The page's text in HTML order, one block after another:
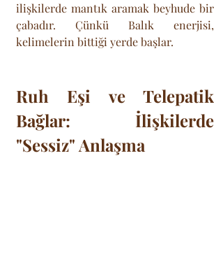
ilişkilerde mantık aramak beyhude bir
çabadır. Çünkü Balık enerjisi,
kelimelerin bittiği yerde başlar.
Ruh Eşi ve Telepatik
Bağlar: İlişkilerde
"Sessiz" Anlaşma